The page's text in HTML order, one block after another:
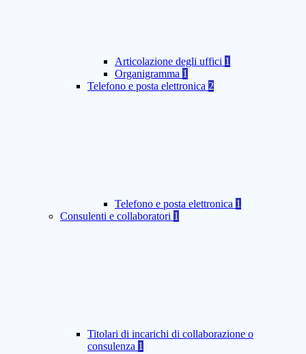
Articolazione degli uffici 1
Organigramma 1
Telefono e posta elettronica 2
Telefono e posta elettronica 1
Consulenti e collaboratori 1
Titolari di incarichi di collaborazione o
consulenza 1